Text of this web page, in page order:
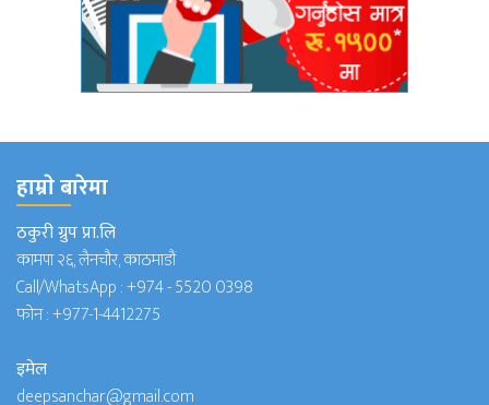
हाम्राे बारेमा
ठकुरी ग्रुप प्रा.लि
कामपा २६, लैनचौर, काठमाडौं
Call/WhatsApp :+974 - 5520 0398
फोन :+977-1-4412275
इमेल
deepsanchar@gmail.com